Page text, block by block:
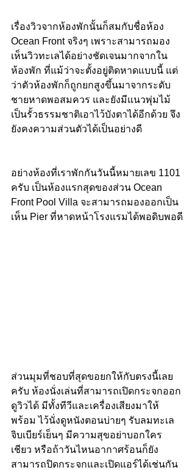
เรื่องวิวจากห้องพักนั้นก็สมกับชื่อห้อง
Ocean Front จริงๆ เพราะสามารถมอง
เห็นวิวทะเลได้อย่างชัดเจนมากจากใน
ห้องพัก ที่แม้ว่าจะตั้งอยู่ติดหาดแบบนี้ แต่
ว่าตัวห้องพักก็ถูกยกสูงขึ้นมาจากระดับ
ชายหาดพอสมควร และยังมีแนวพุ่มไม้
เป็นรั้วธรรมชาติเอาไว้บังตาได้อีกด้วย จึง
ยังคงความส่วนตัวได้เป็นอย่างดี
อย่างห้องที่เราพักกันวันนี้หมายเลข 1101
ครับ เป็นห้องแรกสุดของส่วน Ocean
Front Pool Villa จะสามารถมองออกเป็น
เห็น Pier ที่หาดหน้าโรงแรมได้พอดิบพอดี
ส่วนมุมที่ชอบที่สุดขอยกให้กับตรงนี้เลย
ครับ ห้องนั่งเล่นที่สามารถเปิดกระจกออก
ดูวิวได้ มีทั้งทีวีและเครื่องเสียงมาให้
พร้อม ไว้นั่งดูหนังตอนบ่ายๆ รับลมทะเล
จิบเบียร์เย็นๆ มีความสุขอย่าบอกใคร
เชียว หรือถ้าวันไหนอากาศร้อนก็ยัง
สามารถปิดกระจกและเปิดแอร์ได้เช่นกัน